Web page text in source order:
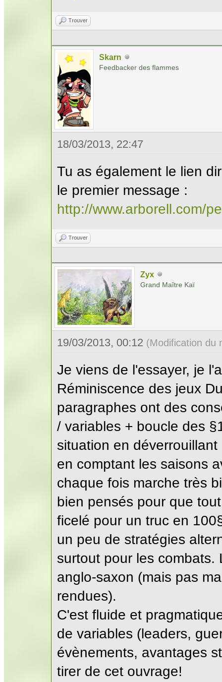
Trouver
Skarn
Feedbacker des flammes
18/03/2013, 22:47
Tu as également le lien
le premier message :
http://www.arborell.com/
Trouver
Zyx
Grand Maître Kaï
19/03/2013, 00:12 (Modification du
Je viens de l'essayer, je
Réminiscence des jeux
paragraphes ont des
/ variables + boucle des
situation en
en comptant les saisons
chaque fois marche très
bien pensés pour que
ficelé pour un truc en
un peu de stratégies
surtout pour les
anglo-saxon (mais pas
rendues).
C'est fluide et
de variables (leaders,
évènements, avantages
tirer de cet ouvrage!